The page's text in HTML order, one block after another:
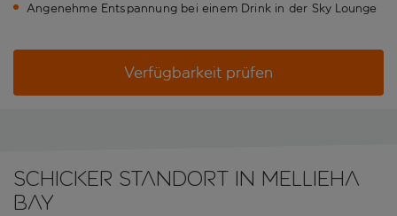
Angenehme Entspannung bei einem Drink in der Sky Lounge
Verfügbarkeit prüfen
Schicker Standort in Mellieha
Bay